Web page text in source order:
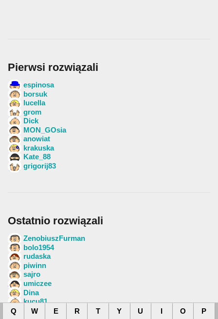
Q W E R T Y U I O P
Pierwsi rozwiązali
espinosa
borsuk
lucella
grom
Dick
MON_GOsia
anowiat
krakuska
Kate_88
grigorij83
Ostatnio rozwiązali
ZenobiuszFurman
bolo1954
rudaska
piwinn
sajro
umiczee
Dina
kucu81
absu88